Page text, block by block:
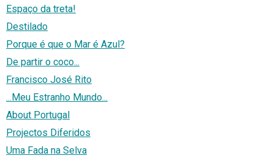
Espaço da treta!
Destilado
Porque é que o Mar é Azul?
De partir o coco...
Francisco José Rito
...Meu Estranho Mundo...
About Portugal
Projectos Diferidos
Uma Fada na Selva